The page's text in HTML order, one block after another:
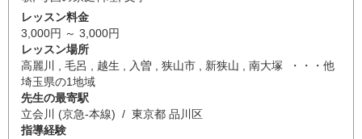
レッスン料金
3,000円 ～ 3,000円
レッスン場所
高麗川 , 毛呂 , 越生 , 入曽 , 狭山市 , 新狭山 , 南大塚 ・・・他
埼玉県の1地域
先生の最寄駅
立会川 (京急-本線) / 東京都 品川区
指導経験